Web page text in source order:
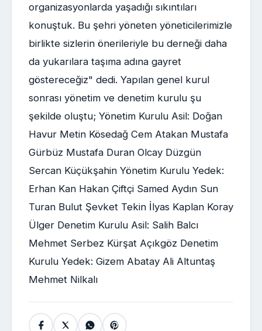
organizasyonlarda yaşadığı sıkıntıları
konuştuk. Bu şehri yöneten yöneticilerimizle
birlikte sizlerin önerileriyle bu derneği daha
da yukarılara taşıma adına gayret
göstereceğiz" dedi. Yapılan genel kurul
sonrası yönetim ve denetim kurulu şu
şekilde oluştu; Yönetim Kurulu Asil: Doğan
Havur Metin Kösedağ Cem Atakan Mustafa
Gürbüz Mustafa Duran Olcay Düzgün
Sercan Küçükşahin Yönetim Kurulu Yedek:
Erhan Kan Hakan Çiftçi Samed Aydın Sun
Turan Bulut Şevket Tekin İlyas Kaplan Koray
Ülger Denetim Kurulu Asil: Salih Balcı
Mehmet Serbez Kürşat Açıkgöz Denetim
Kurulu Yedek: Gizem Abatay Ali Altuntaş
Mehmet Nilkalı